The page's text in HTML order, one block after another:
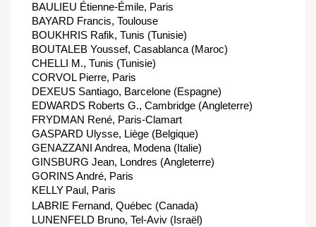
BAULIEU Étienne-Émile, Paris
BAYARD Francis, Toulouse
BOUKHRIS Rafik, Tunis (Tunisie)
BOUTALEB Youssef, Casablanca (Maroc)
CHELLI M., Tunis (Tunisie)
CORVOL Pierre, Paris
DEXEUS Santiago, Barcelone (Espagne)
EDWARDS Roberts G., Cambridge (Angleterre)
FRYDMAN René, Paris-Clamart
GASPARD Ulysse, Liège (Belgique)
GENAZZANI Andrea, Modena (Italie)
GINSBURG Jean, Londres (Angleterre)
GORINS André, Paris
KELLY Paul, Paris
LABRIE Fernand, Québec (Canada)
LUNENFELD Bruno, Tel-Aviv (Israël)